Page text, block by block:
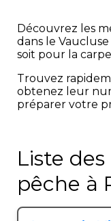
Découvrez les
dans le
soit pour la
Trouvez
obtenez leur
préparer votre
Liste
pêche à